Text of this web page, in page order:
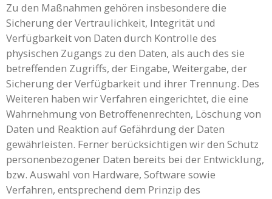
Zu den Maßnahmen gehören insbesondere die
Sicherung der Vertraulichkeit, Integrität und
Verfügbarkeit von Daten durch Kontrolle des
physischen Zugangs zu den Daten, als auch des sie
betreffenden Zugriffs, der Eingabe, Weitergabe, der
Sicherung der Verfügbarkeit und ihrer Trennung. Des
Weiteren haben wir Verfahren eingerichtet, die eine
Wahrnehmung von Betroffenenrechten, Löschung von
Daten und Reaktion auf Gefährdung der Daten
gewährleisten. Ferner berücksichtigen wir den Schutz
personenbezogener Daten bereits bei der Entwicklung,
bzw. Auswahl von Hardware, Software sowie
Verfahren, entsprechend dem Prinzip des